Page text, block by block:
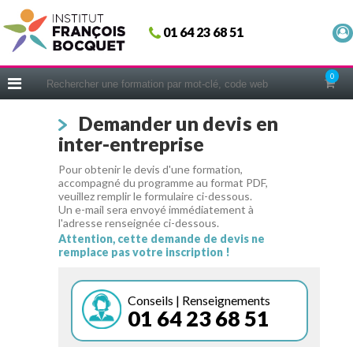
01 64 23 68 51
0
Fermer
ACCUEIL
CERIFICATIONS
INTRAS | SUR-MESURE
COACHING
EN PRATIQUE
NOUS CONNAÎTRE
CONSEILS MICRO-COACHING
WEBINAIRES
QUESTIONNAIRE GRATUIT
Demander un devis en
inter-entreprise
Pour obtenir le devis d'une formation,
accompagné du programme au format PDF,
veuillez remplir le formulaire ci-dessous.
Un e-mail sera envoyé immédiatement à
l'adresse renseignée ci-dessous.
Attention, cette demande de devis ne
remplace pas votre inscription !
Conseils | Renseignements
01 64 23 68 51